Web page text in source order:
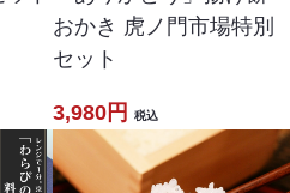
おかき 虎ノ門市場特別
セット
3,980円 税込